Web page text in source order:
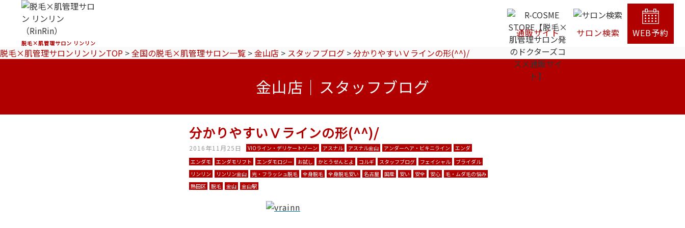
脱毛×肌管理サロン リンリン
通販サイト サロン検索
WEB予約
脱毛×肌管理サロンリンリンTOP >全国の脱毛×肌管理サロン一覧 >金山店 > スタッフブログ >分かりやすいⅤラインの形(^^)/
金山店｜スタッフブログ
分かりやすいⅤラインの形(^^)/
2016年11月25日 VIOライン・デリケートゾーン アスナル アスナル金山 アンダーヘア・ビキニライン
エンダ
エンダモ
エンダモリフト エンダモロジー お試し かとうせんとよ コルギ スタッフブログ フェイシャル
ブライダル
リンリン
リンリン金山 光・フラッシュ脱毛 全身脱毛 全身脱毛安い 名古屋 国産 安い 安全 安心
毛・ムダ毛の悩み
熱田区
脱毛 金山 金山駅